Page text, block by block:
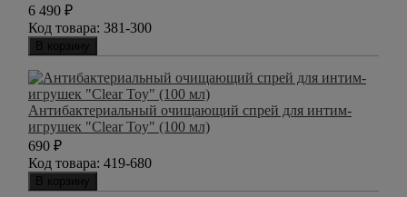
6 490 ₽
Код товара: 381-300
В корзину
Антибактериальный очищающий спрей для интим-
игрушек "Clear Toy" (100 мл)
690 ₽
Код товара: 419-680
В корзину